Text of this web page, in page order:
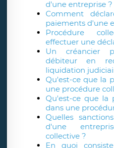
d'une entreprise ?
Comment
paiements d'une
Procédure
effectuer une
Un créancier
débiteur en
liquidation
Qu'est-ce que la
une procédure
Qu'est-ce que la
dans une
Quelles
d'une
collective ?
En quoi